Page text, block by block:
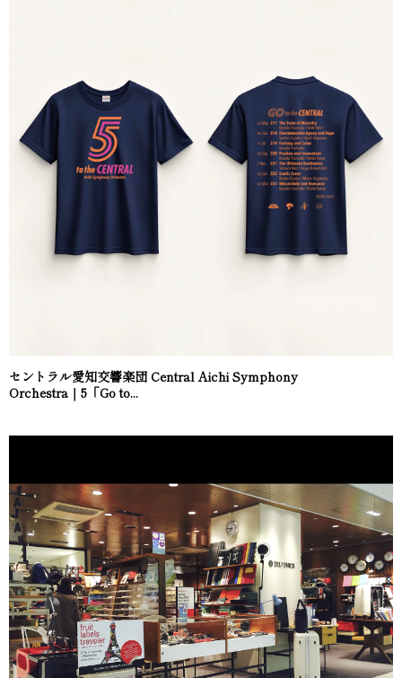
セントラル愛知交響楽団 Central Aichi Symphony
Orchestra｜5「Go to...